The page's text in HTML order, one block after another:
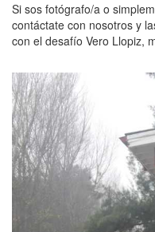
Si sos fotógrafo/a o
contáctate con nosotros y
con el desafío Vero Llopiz,